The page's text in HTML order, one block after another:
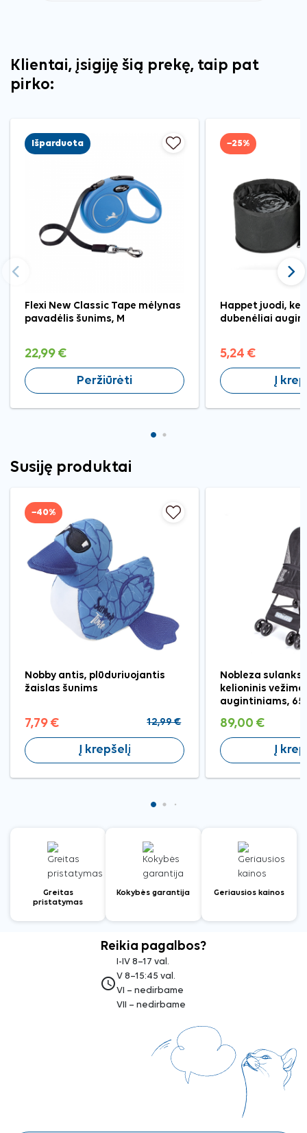
Klientai, įsigiję šią prekę, taip pat
pirko:
Išparduota
Flexi New Classic Tape mėlynas
pavadėlis šunims, M
22,99 €
Peržiūrėti
−25%
Happet juodi,
dubenėliai
5,24 €
Į
Ankstesnis
Susiję produktai
−40%
Nobby antis, plūduriuojantis
žaislas šunims
7,79 € 12,99 €
Į krepšelį
Nobleza
kelioninis
augintiniams,
89,00 €
Į
Greitas
pristatymas
Kokybės garantija Geriausios kainos
Reikia pagalbos?
access_time
I-IV 8–17 val.
V 8–15:45 val.
VI – nedirbame
VII – nedirbame